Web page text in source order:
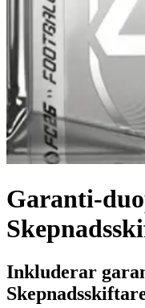
Garanti-
Inkluderar